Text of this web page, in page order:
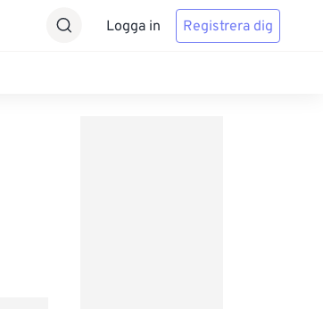
Logga in Registrera dig